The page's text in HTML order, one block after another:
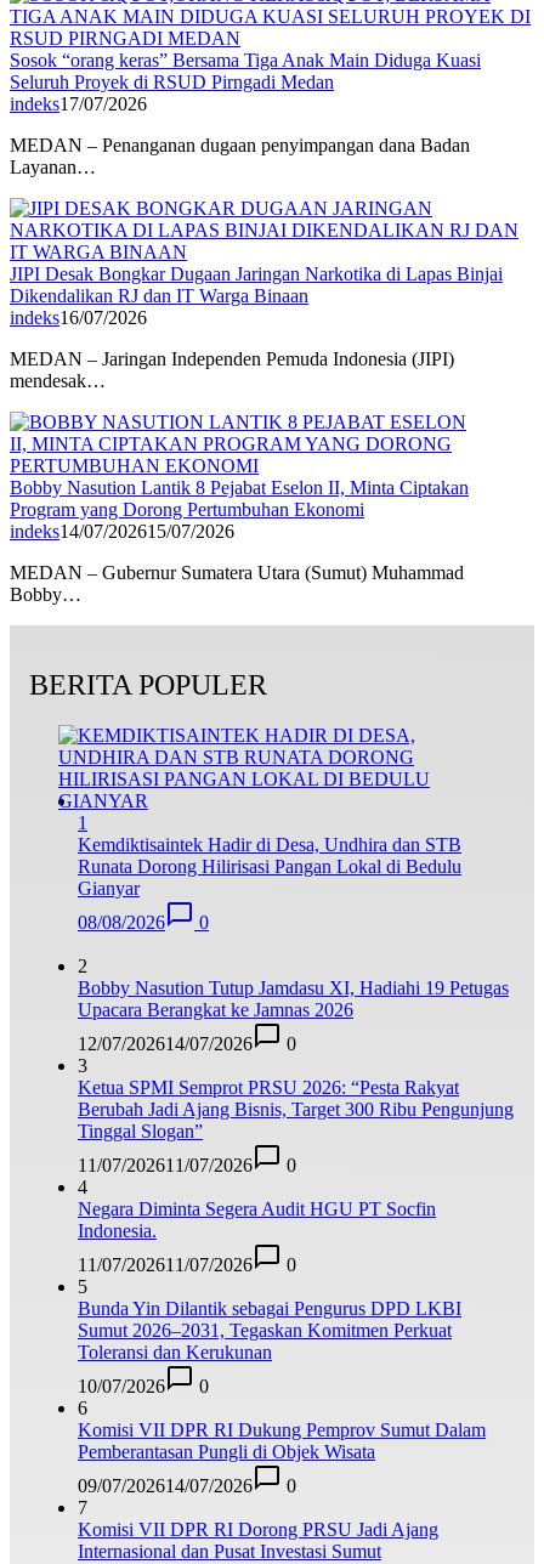
Sosok “orang keras” Bersama Tiga Anak Main Diduga Kuasi
Seluruh Proyek di RSUD Pirngadi Medan
indeks17/07/2026
MEDAN – Penanganan dugaan penyimpangan dana Badan
Layanan…
JIPI Desak Bongkar Dugaan Jaringan Narkotika di Lapas Binjai
Dikendalikan RJ dan IT Warga Binaan
indeks16/07/2026
MEDAN – Jaringan Independen Pemuda Indonesia (JIPI)
mendesak…
Bobby Nasution Lantik 8 Pejabat Eselon II, Minta Ciptakan
Program yang Dorong Pertumbuhan Ekonomi
indeks14/07/202615/07/2026
MEDAN – Gubernur Sumatera Utara (Sumut) Muhammad
Bobby…
BERITA POPULER
1
Kemdiktisaintek Hadir di Desa, Undhira dan STB
Runata Dorong Hilirisasi Pangan Lokal di Bedulu
Gianyar
08/08/2026
0
2
Bobby Nasution Tutup Jamdasu XI, Hadiahi 19 Petugas
Upacara Berangkat ke Jamnas 2026
12/07/202614/07/2026
0
3
Ketua SPMI Semprot PRSU 2026: “Pesta Rakyat
Berubah Jadi Ajang Bisnis, Target 300 Ribu Pengunjung
Tinggal Slogan”
11/07/202611/07/2026
0
4
Negara Diminta Segera Audit HGU PT Socfin
Indonesia.
11/07/202611/07/2026
0
5
Bunda Yin Dilantik sebagai Pengurus DPD LKBI
Sumut 2026–2031, Tegaskan Komitmen Perkuat
Toleransi dan Kerukunan
10/07/2026
0
6
Komisi VII DPR RI Dukung Pemprov Sumut Dalam
Pemberantasan Pungli di Objek Wisata
09/07/202614/07/2026
0
7
Komisi VII DPR RI Dorong PRSU Jadi Ajang
Internasional dan Pusat Investasi Sumut